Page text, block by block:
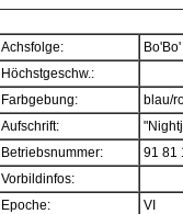
Achsfolge:
Bo'Bo'
Höchstgeschw.:
Farbgebung:
blau/
Aufschrift:
Betriebsnummer:
91 81
Vorbildinfos:
Epoche:
VI